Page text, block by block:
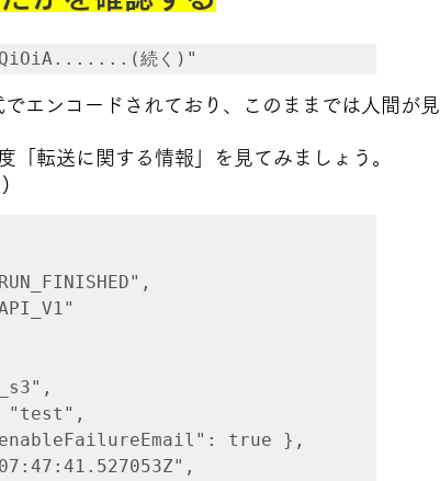
続く)"
エンコードされており、このままでは人間が見
「転送に関する情報」を見てみましょう。
true },